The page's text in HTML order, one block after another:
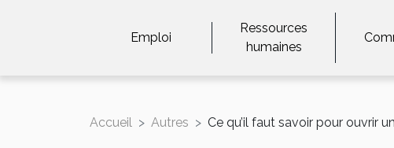
Emploi
Ressources
humaines
Accueil Autres Ce qu’il faut savoir pour ouvrir